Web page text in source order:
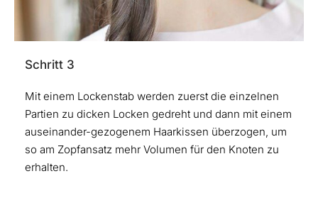
Schritt 3
Mit einem Lockenstab werden zuerst die einzelnen
Partien zu dicken Locken gedreht und dann mit einem
auseinander-gezogenem Haarkissen überzogen, um
so am Zopfansatz mehr Volumen für den Knoten zu
erhalten.